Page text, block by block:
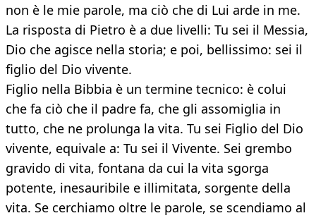
non è le mie parole, ma ciò che di Lui arde in me.
La risposta di Pietro è a due livelli: Tu sei il Messia,
Dio che agisce nella storia; e poi, bellissimo: sei il
figlio del Dio vivente.
Figlio nella Bibbia è un termine tecnico: è colui
che fa ciò che il padre fa, che gli assomiglia in
tutto, che ne prolunga la vita. Tu sei Figlio del Dio
vivente, equivale a: Tu sei il Vivente. Sei grembo
gravido di vita, fontana da cui la vita sgorga
potente, inesauribile e illimitata, sorgente della
vita. Se cerchiamo oltre le parole, se scendiamo al